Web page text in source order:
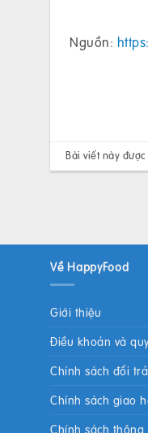
Nguồn:
Bài viết này
Về HappyFood
Giới thiệu
Điều khoản và
Chính sách đổi trả
Chính sách giao
Chính sách